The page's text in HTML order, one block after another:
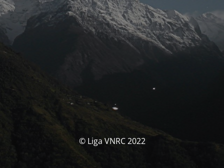
© Liga VNRC 2022